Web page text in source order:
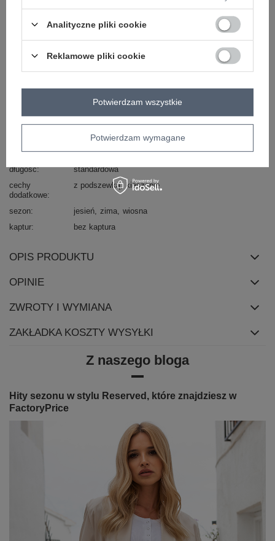
nie dotyczy
materiał
poliester
sposób prania
pranie w pralce w 30°C
długość
standardowa
cechy
dodatkowe
z podszewką kieszenie
sezon jesień zima wiosna
kaptur
bez kaptura
OPIS PRODUKTU
OPINIE
ZWROTY I WYMIANA
ZAKŁADKA KOSZTY WYSYŁKI
Z naszego bloga
Hity sezonu w stylu Reserved, które znajdziesz w
FactoryPrice
Analityczne pliki cookie
Reklamowe pliki cookie
Potwierdzam wymagane
Potwierdzam wszystkie